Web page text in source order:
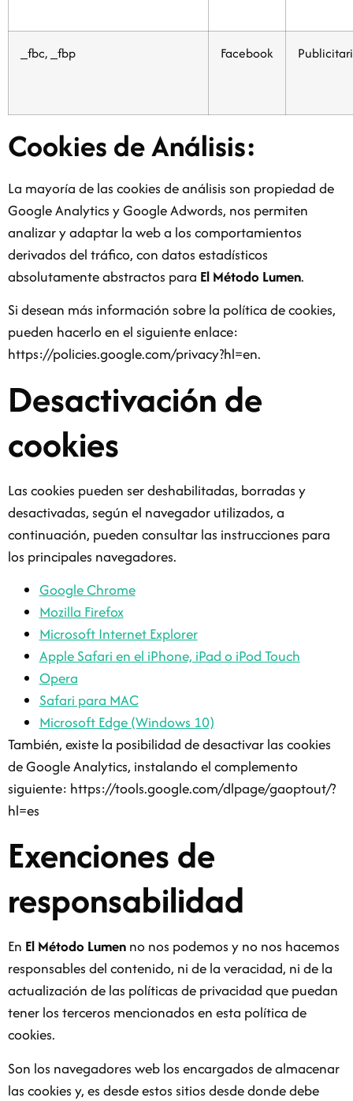
_fbc, _fbp Facebook
Cookies de Análisis:
La mayoría de las cookies de análisis son propiedad de
Google Analytics y Google Adwords, nos permiten
analizar y adaptar la web a los comportamientos
derivados del tráfico, con datos estadísticos
absolutamente abstractos para El Método Lumen.
Si desean más información sobre la política de cookies,
pueden hacerlo en el siguiente enlace:
https://policies.google.com/privacy?hl=en.
Desactivación de
cookies
Las cookies pueden ser deshabilitadas, borradas y
desactivadas, según el navegador utilizados, a
continuación, pueden consultar las instrucciones para
los principales navegadores.
Google Chrome
Mozilla Firefox
Microsoft Internet Explorer
Apple Safari en el iPhone, iPad o iPod Touch
Opera
Safari para MAC
Microsoft Edge (Windows 10)
También, existe la posibilidad de desactivar las cookies
de Google Analytics, instalando el complemento
siguiente: https://tools.google.com/dlpage/gaoptout/?
hl=es
Exenciones de
responsabilidad
En El Método Lumenno nos podemos y no nos hacemos
responsables del contenido, ni de la veracidad, ni de la
actualización de las políticas de privacidad que puedan
tener los terceros mencionados en esta política de
cookies.
Son los navegadores web los encargados de almacenar
las cookies y, es desde estos sitios desde donde debe